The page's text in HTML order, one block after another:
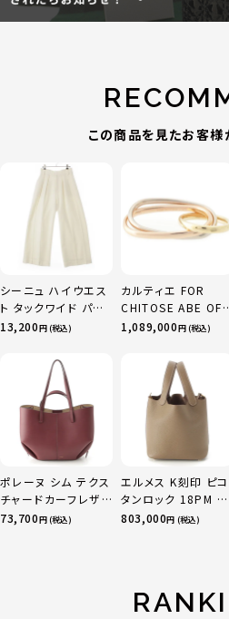
この商品を見たお客様
シーニュ ハイウエス
ト タックワイド パン
ツ ボトムス オフホワ
13,200円 (税込)
カルティエ FOR
CHITOSE ABE OF
sacai サカイ 750
ニティ リング 指輪 マ
ルチカラー 50 51
52 24.9g
1,089,000円 (税込)
ポレーヌ シム テクス
チャードカーフレザ
ー トートバッグ ダー
73,700円 (税込)
エルメス K刻印 ピコ
タンロック 18PM ト
リヨン ハンドバッグ
803,000円 (税込)